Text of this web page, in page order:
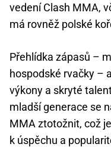
vedení Clash MMA,
má rovněž polské
Přehlídka zápasů –
hospodské rvačky –
výkony a skryté
mladší generace se
MMA ztotožnit, což
k úspěchu a